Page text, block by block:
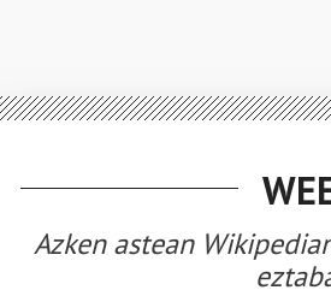
Azken astean